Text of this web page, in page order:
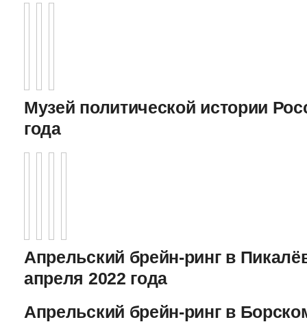
Музей политической истории
года
Апрельский брейн-ринг в
апреля 2022 года
Апрельский брейн-ринг в